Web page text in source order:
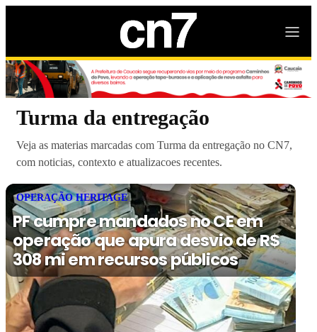
Turma da entregação
Veja as materias marcadas com Turma da entregação no CN7,
com noticias, contexto e atualizacoes recentes.
OPERAÇÃO HERITAGE
PF cumpre mandados no CE em
operação que apura desvio de R$
308 mi em recursos públicos